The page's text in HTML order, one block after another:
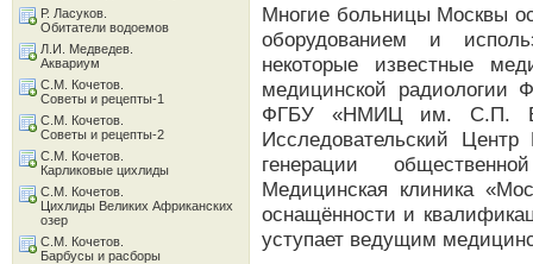
Многие больницы Москвы
оборудованием и
некоторые известные
медицинской
ФГБУ «НМИЦ им. С.П.
Исследовательский Центр
генерации
Медицинская клиника
оснащённости и
уступает ведущим
Р. Ласуков.
Обитатели водоемов
Л.И. Медведев.
Аквариум
С.М. Кочетов.
Советы и рецепты-1
С.М. Кочетов.
Советы и рецепты-2
С.М. Кочетов.
Карликовые цихлиды
С.М. Кочетов.
Цихлиды Великих Африканских
озер
С.М. Кочетов.
Барбусы и расборы